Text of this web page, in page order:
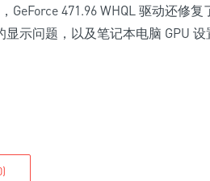
GeForce 471.96 WHQL 驱动还修
显示问题，以及笔记本电脑 GPU
)